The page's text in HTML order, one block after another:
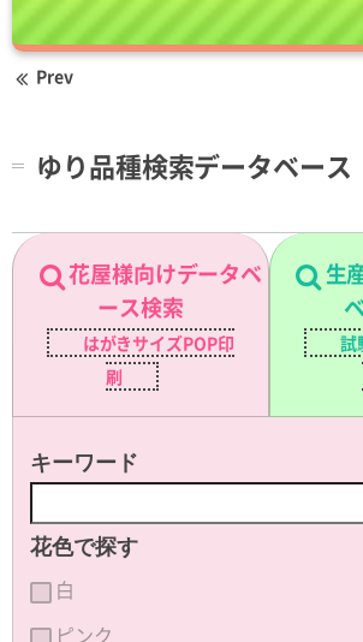
Prev
ゆり品種検索データベース
花屋様向けデータベ
ース検索
はがきサイズPOP印
刷
生
試
キーワード
花色で探す
白
ピンク